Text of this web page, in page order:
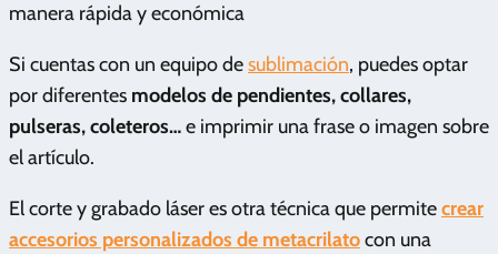
manera rápida y económica
Si cuentas con un equipo desublimación, puedes optar
por diferentes modelos de pendientes, collares,
pulseras, coleteros…e imprimir una frase o imagen sobre
el artículo.
El corte y grabado láser es otra técnica que permitecrear
accesorios personalizados de metacrilatocon una